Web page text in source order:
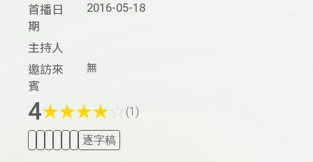
首播日
期
2016-05-18
主持人
邀訪來
賓
無
4★★★★ (1)
逐字稿